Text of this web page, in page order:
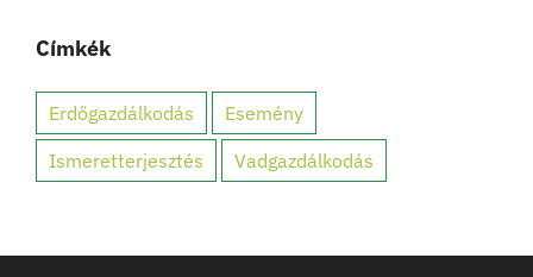
Címkék
Erdőgazdálkodás
Esemény
Ismeretterjesztés
Vadgazdálkodás